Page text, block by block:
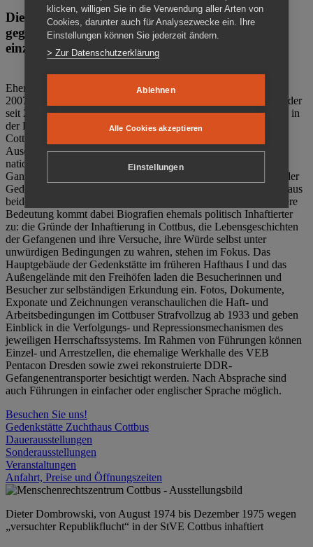
Die Gedenkstätte Zuchthaus Cottbus ist ein Ort
gegen das Vergessen. Anschaulich, nah und
einzigartig.
Ehemalige politische Häftlinge der DDR gründeten im Oktober
2007 den Verein Menschenrechtszentrum Cottbus e. V. (MRZ), der
seit 2011 Eigentümer des ehemaligen Gefängnisses (1860-2002) in
der Bautzener Straße und Träger der Gedenkstätte Zuchthaus
Cottbus ist. Im Zentrum der Arbeit der Gedenkstätte steht die
Auseinandersetzung mit politischem Unrecht während der
nationalsozialistischen Terrorherrschaft und der SED-Diktatur.
Ganzjährig zeigen mehrere Dauer- und Sonderausstellungen in der
Gedenkstätte Zuchthaus Cottbus Beispiele politischen Unrechts aus
beiden deutschen Diktaturen des 20. Jahrhunderts. Eine besondere
Bedeutung kommt dabei Biografien ehemals politisch Inhaftierter
zu: die Gründe der Inhaftierung in Cottbus, die Lebensgeschichten
der Gefangenen und ihre Versuche, ihre Würde selbst unter
unwürdigen Bedingungen zu wahren, stehen im Fokus. Das
Hauptgebäude der Gedenkstätte im früheren Hafthaus I und das
Außengelände mit den Freihöfen laden die Besucherinnen und
Besucher zur selbständigen Erkundung ein. Fotos, Dokumente,
Exponate und Zeichnungen veranschaulichen die Haft- und
Arbeitsbedingungen im Cottbuser Strafvollzug ab 1933 und geben
Einblick in die Verfolgungs- und Repressionsmechanismen des
jeweiligen Herrschaftssystems. Im Rahmen von Führungen können
Einzel- und Arrestzellen, die ehemalige Werkhalle des VEB
Pentacon Dresden sowie zwei rekonstruierte DDR-
Gefangenentransporter besichtigt werden. Nach Absprache sind
auch Führungen in einfacher oder englischer Sprache möglich.
Besuchen Sie uns!
Gedenkstätte Zuchthaus Cottbus
Dauerausstellungen
Sonderausstellungen
Veranstaltungen
Anfahrt, Preise und Öffnungszeiten
Dieter Dombrowski, von August 1974 bis Dezember 1975 wegen
„versuchter Republikflucht“ in der StVE Cottbus inhaftiert
klicken, willigen Sie in die Verwendung aller Arten von
Cookies, darunter auch für Analysezwecke ein. Ihre
Einstellungen können Sie jederzeit ändern.
> Zur Datenschutzerklärung
Ablehnen
Alle Cookies akzeptieren
Einstellungen